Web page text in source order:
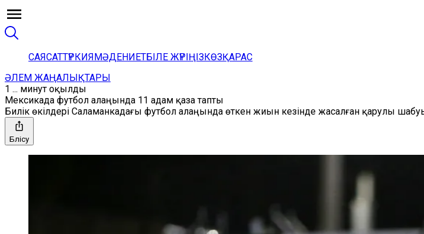
САЯСАТТҮРКИЯМӘДЕНИЕТБІЛЕ ЖҮРІҢІЗКӨЗҚАРАС
ӘЛЕМ ЖАҢАЛЫҚТАРЫ
1 ... минут оқылды
Мексикада футбол алаңында 11 адам қаза тапты
Билік өкілдері Саламанкадағы футбол алаңында өткен жиын кезінде жасалған қарулы
Бөлісу